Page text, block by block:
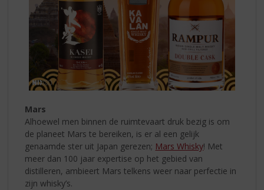
Mars
Alhoewel men binnen de ruimtevaart druk bezig is om
de planeet Mars te bereiken, is er al een gelijk
genaamde ster uit Japan gerezen; Mars Whisky! Met
meer dan 100 jaar expertise op het gebied van
distilleren, ambieert Mars telkens weer naar perfectie in
zijn whisky’s.